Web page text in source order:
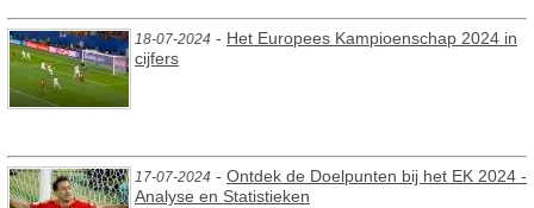
18-07-2024 - Het Europees Kampioenschap 2024 in
cijfers
17-07-2024 - Ontdek de Doelpunten bij het EK 2024 -
Analyse en Statistieken